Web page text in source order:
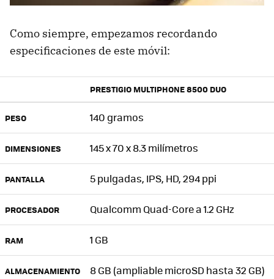
Como siempre, empezamos recordando
especificaciones de este móvil:
PRESTIGIO MULTIPHONE 8500 DUO
PESO 140 gramos
DIMENSIONES 145 x 70 x 8.3 milímetros
PANTALLA 5 pulgadas, IPS, HD, 294 ppi
PROCESADOR Qualcomm Quad-Core a 1.2 GHz
RAM 1 GB
ALMACENAMIENTO 8 GB (ampliable microSD hasta 32 GB)